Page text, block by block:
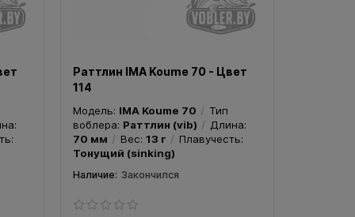
Раттлин IMA Koume 70 - Цвет
114
Модель: IMA Koume 70
Тип
воблера: Раттлин (vib)
Длина:
70 мм
Вес: 13 г
Плавучесть:
Тонущий (sinking)
Закончился